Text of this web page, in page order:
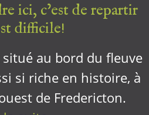
ici, c’est de repartir
difficile!
au bord du fleuve
si riche en histoire, à
de Fredericton.